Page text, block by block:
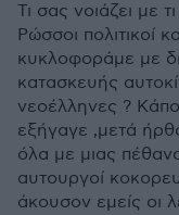
Τι σας νοιάζει με
Ρώσσοι πολιτικοί
κυκλοφοράμε με
κατασκευής
νεοέλληνες ?
εξήγαγε ,μετά
όλα με μιας
αυτουργοί
άκουσον εμείς οι